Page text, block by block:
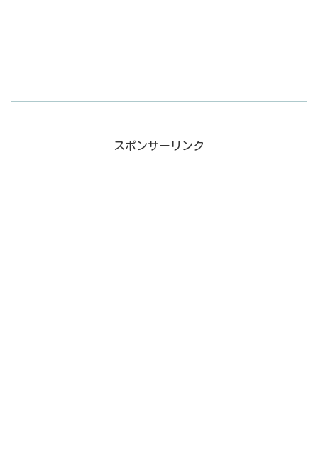
スポンサーリンク